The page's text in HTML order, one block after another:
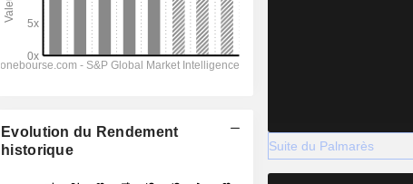
Evolution du Rendement
historique
Suite du Palmarès